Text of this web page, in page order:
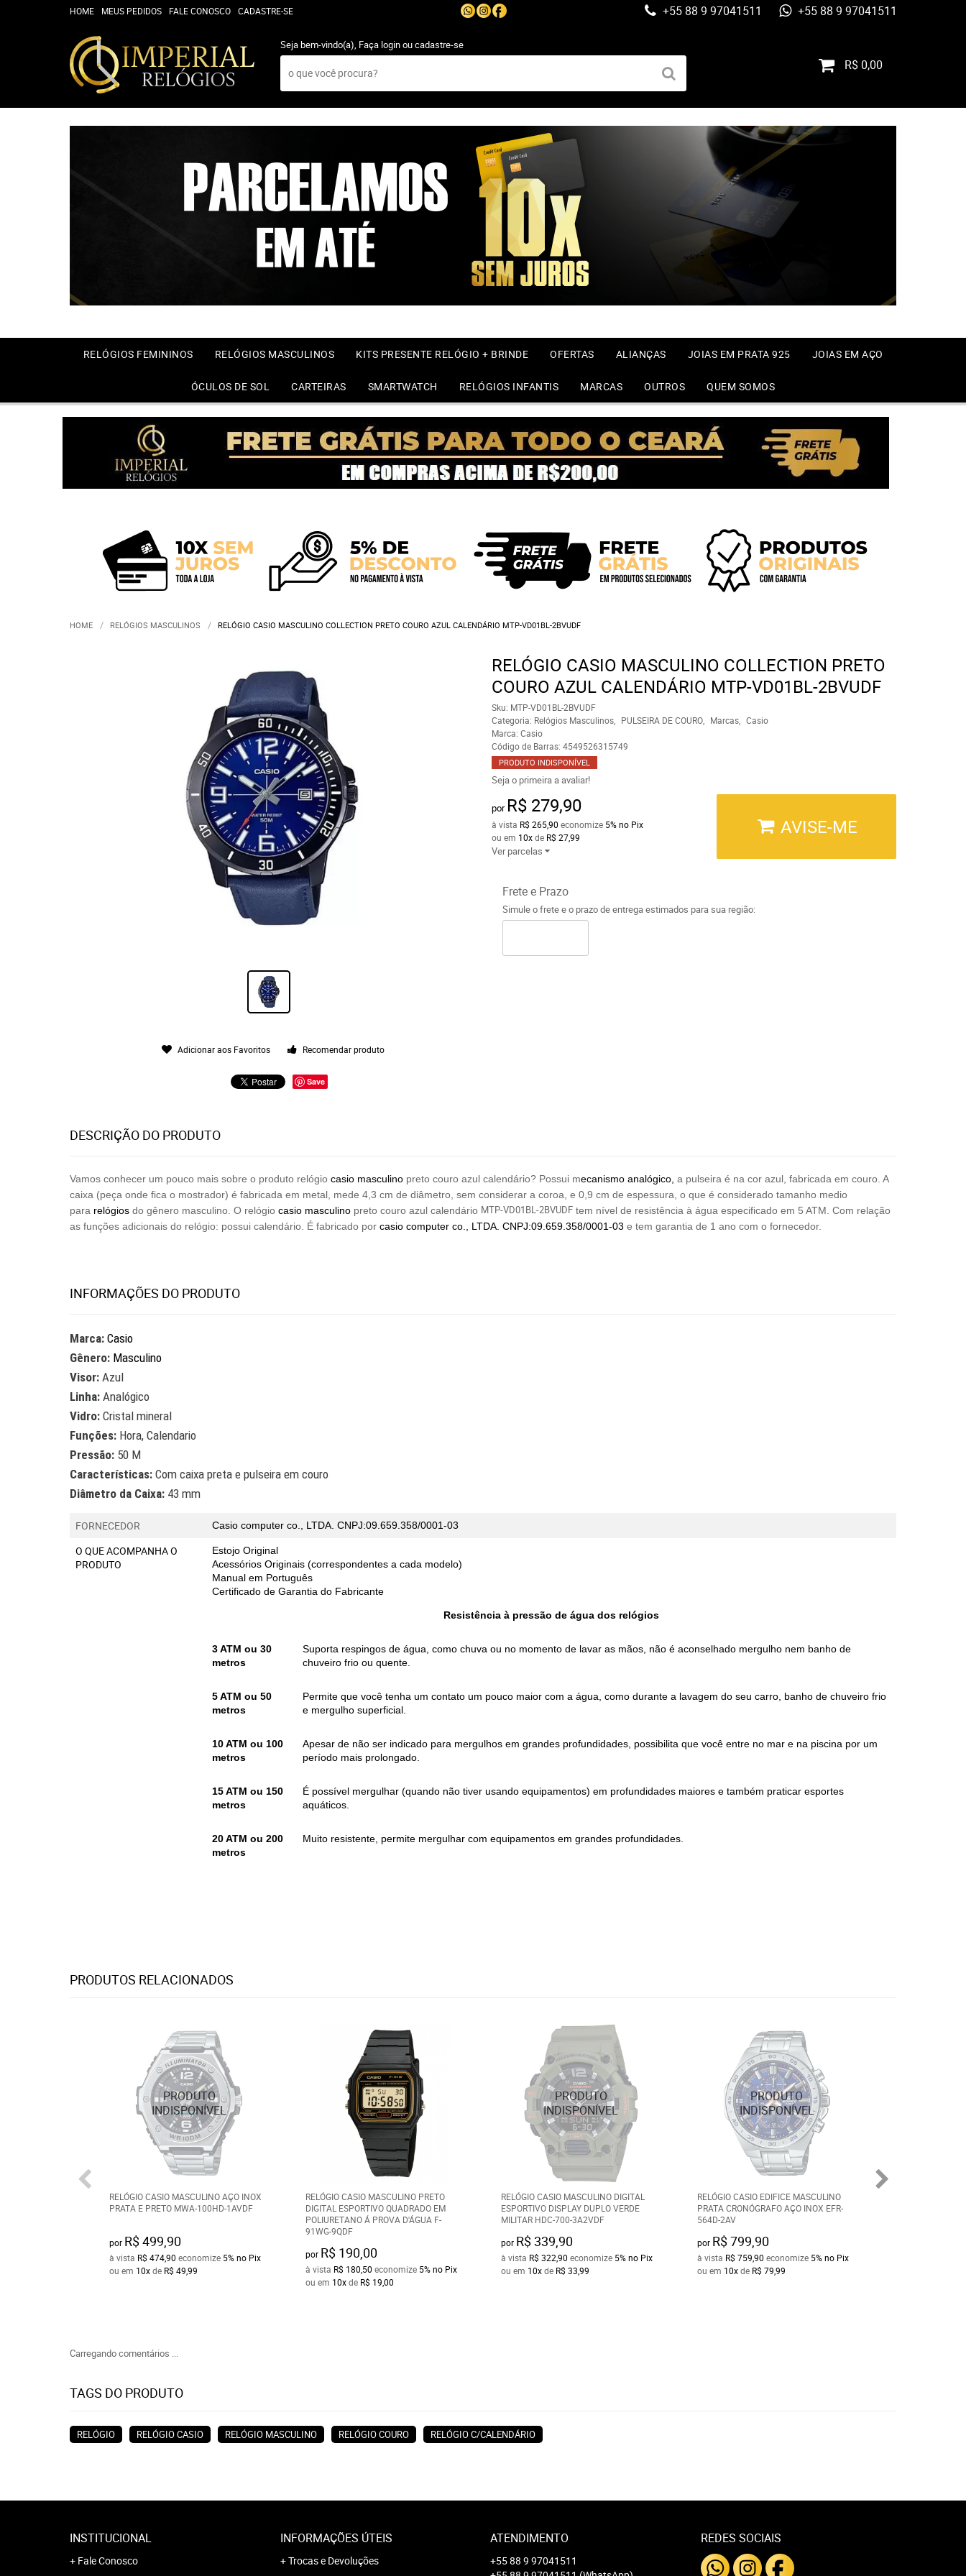
HOME MEUS PEDIDOS FALE CONOSCO CADASTRE-SE +55 88 9 97041511 +55 88 9 97041511
Seja bem-vindo(a), Faça loginoucadastre-se
R$ 0,00
RELÓGIOS FEMININOS RELÓGIOS MASCULINOS KITS PRESENTE RELÓGIO + BRINDE OFERTAS ALIANÇAS JOIAS EM PRATA 925 JOIAS EM AÇO
ÓCULOS DE SOL CARTEIRAS SMARTWATCH RELÓGIOS INFANTIS MARCAS OUTROS QUEM SOMOS
HOME RELÓGIOS MASCULINOS RELÓGIO CASIO MASCULINO COLLECTION PRETO COURO AZUL CALENDÁRIO MTP-VD01BL-2BVUDF
Adicionar aos Favoritos Recomendar produto
Save
RELÓGIO CASIO MASCULINO COLLECTION PRETO
COURO AZUL CALENDÁRIO MTP-VD01BL-2BVUDF
Sku: MTP-VD01BL-2BVUDF
Categoria: Relógios Masculinos PULSEIRA DE COURO Marcas
Casio
Marca: Casio
Código de Barras: 4549526315749
PRODUTO INDISPONÍVEL
Seja o primeira a avaliar!
por R$ 279,90
à vista R$ 265,90 economize 5% no Pix
ou em 10xde R$ 27,99
Ver parcelas
AVISE-ME
Frete e Prazo
Simule o frete e o prazo de entrega estimados para sua região:
DESCRIÇÃO DO PRODUTO
Vamos conhecer um pouco mais sobre o produto relógio casio masculino preto couro azul calendário? Possui mecanismo analógico, a pulseira é na cor azul, fabricada em couro. A
caixa (peça onde fica o mostrador) é fabricada em metal, mede 4,3 cm de diâmetro, sem considerar a coroa, e 0,9 cm de espessura, o que é considerado tamanho medio
para relógios do gênero masculino. O relógio casio masculino preto couro azul calendário MTP-VD01BL-2BVUDF tem nível de resistência à água especificado em 5 ATM. Com relação
as funções adicionais do relógio: possui calendário. É fabricado por casio computer co., LTDA. CNPJ:09.659.358/0001-03 e tem garantia de 1 ano com o fornecedor.
INFORMAÇÕES DO PRODUTO
Marca: Casio
Gênero: Masculino
Visor: Azul
Linha: Analógico
Vidro: Cristal mineral
Funções: Hora, Calendario
Pressão: 50 M
Características: Com caixa preta e pulseira em couro
Diâmetro da Caixa: 43 mm
FORNECEDOR Casio computer co., LTDA. CNPJ:09.659.358/0001-03
O QUE ACOMPANHA O
PRODUTO
Estojo Original
Acessórios Originais (correspondentes a cada modelo)
Manual em Português
Certificado de Garantia do Fabricante
Resistência à pressão de água dos relógios
3 ATM ou 30
metros
Suporta respingos de água, como chuva ou no momento de lavar as mãos, não é aconselhado mergulho nem banho de
chuveiro frio ou quente.
5 ATM ou 50
metros
Permite que você tenha um contato um pouco maior com a água, como durante a lavagem do seu carro, banho de chuveiro frio
e mergulho superficial.
10 ATM ou 100
metros
Apesar de não ser indicado para mergulhos em grandes profundidades, possibilita que você entre no mar e na piscina por um
período mais prolongado.
15 ATM ou 150
metros
É possível mergulhar (quando não tiver usando equipamentos) em profundidades maiores e também praticar esportes
aquáticos.
20 ATM ou 200
metros
Muito resistente, permite mergulhar com equipamentos em grandes profundidades.
PRODUTOS RELACIONADOS
RELÓGIO CASIO MASCULINO AÇO INOX
PRATA E PRETO MWA-100HD-1AVDF
por R$ 499,90
à vista R$ 474,90 economize 5%no Pix
ou em 10xde R$ 49,99
RELÓGIO CASIO MASCULINO PRETO
DIGITAL ESPORTIVO QUADRADO EM
POLIURETANO Á PROVA D'ÁGUA F-
91WG-9QDF
por R$ 190,00
à vista R$ 180,50 economize 5% no Pix
ou em 10xde R$ 19,00
RELÓGIO CASIO MASCULINO DIGITAL
ESPORTIVO DISPLAY DUPLO VERDE
MILITAR HDC-700-3A2VDF
por R$ 339,90
à vista R$ 322,90 economize 5%no Pix
ou em 10xde R$ 33,99
RELÓGIO CASIO EDIFICE MASCULINO
PRATA CRONÓGRAFO AÇO INOX EFR-
564D-2AV
por R$ 799,90
à vista R$ 759,90 economize 5% no Pix
ou em 10xde R$ 79,99
Carregando comentários ...
TAGS DO PRODUTO
RELÓGIO RELÓGIO CASIO RELÓGIO MASCULINO RELÓGIO COURO RELÓGIO C/CALENDÁRIO
INSTITUCIONAL
Fale Conosco
INFORMAÇÕES ÚTEIS
Trocas e Devoluções
ATENDIMENTO
+55 88 9 97041511
REDES SOCIAIS